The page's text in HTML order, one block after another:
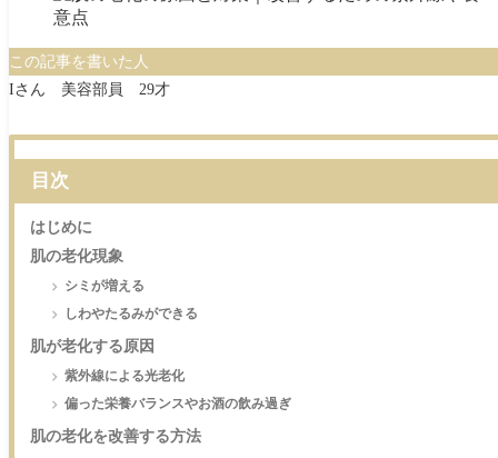
この記事を書いた人
Iさん 美容部員 29才
目次
はじめに
肌の老化現象
シミが増える
しわやたるみができる
肌が老化する原因
紫外線による光老化
偏った栄養バランスやお酒の飲み過ぎ
肌の老化を改善する方法